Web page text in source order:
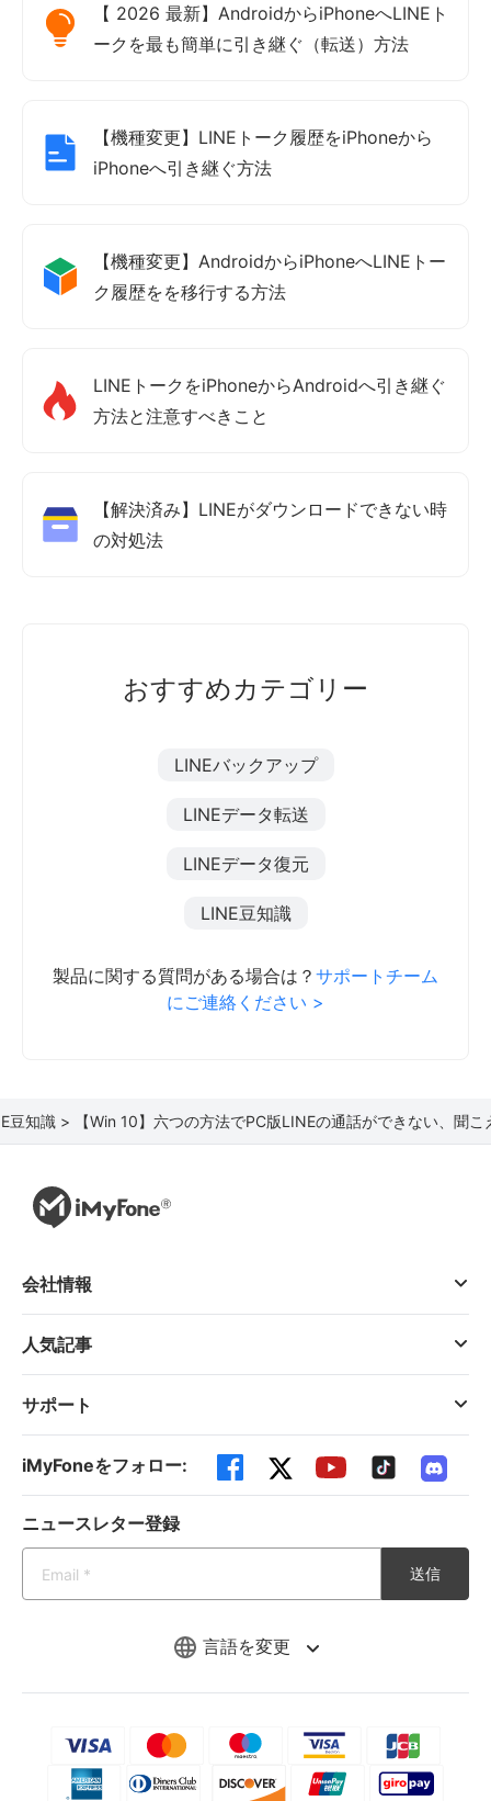
【 2026 最新】AndroidからiPhoneへLINEト
ークを最も簡単に引き継ぐ（転送）方法
【機種変更】LINEトーク履歴をiPhoneから
iPhoneへ引き継ぐ方法
【機種変更】AndroidからiPhoneへLINEトー
ク履歴をを移行する方法
LINEトークをiPhoneからAndroidへ引き継ぐ
方法と注意すべきこと
【解決済み】LINEがダウンロードできない時
の対処法
おすすめカテゴリー
LINEバックアップ
LINEデータ転送
LINEデータ復元
LINE豆知識
製品に関する質問がある場合は？ サポートチーム
にご連絡ください >
豆知識 > 【Win 10】六つの方法でPC版LINEの通話ができない、聞
言語を変更
会社情報
人気記事
サポート
iMyFoneをフォロー:
ニュースレター登録
送信